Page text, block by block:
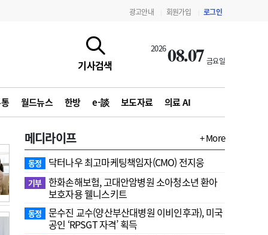
광고안내 회원가입 로그인
기사검색
202608.07 금요일
월드뉴스 한방 e-談 보도자료 의료 AI
지침·기준·평가 약제급여 심사 결과
메디라이프 + More
동정 닥터나우 최고마케팅책임자(CMO) 전지웅
기부 한화손해보험, 고대안암병원 소아청소년 환아
보호자용 웰니스키트
동정
문수진 교수( 양산부산대병원 이비인후과), 미국
공인 ‘RPSGT 자격’ 획득